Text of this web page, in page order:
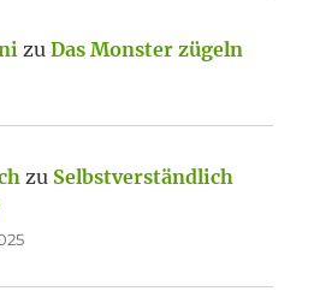
zuDas Monster zügeln
zu Selbstverständlich